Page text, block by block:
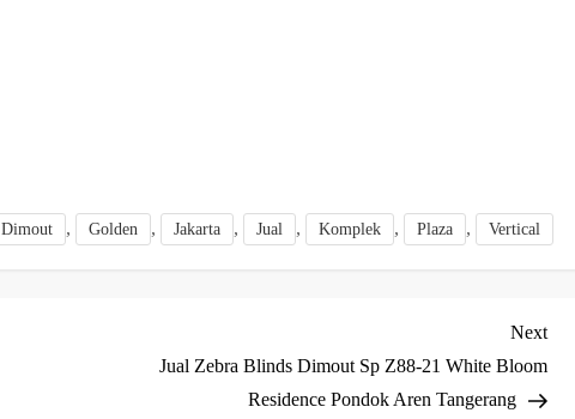
Dimout , Golden , Jakarta , Jual , Komplek , Plaza , Vertical
Next
Post
Next
Jual Zebra Blinds Dimout Sp Z88-21 White Bloom
Residence Pondok Aren Tangerang